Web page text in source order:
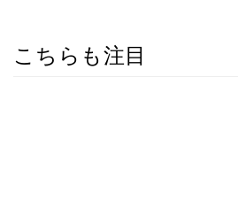
こちらも注目